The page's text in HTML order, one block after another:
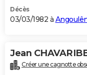
Décès
03/03/1982 à
Jean
Créer une cagnotte